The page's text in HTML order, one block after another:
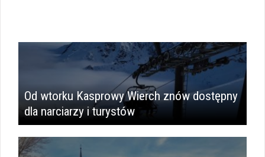
Od wtorku Kasprowy Wierch znów dostępny
dla narciarzy i turystów